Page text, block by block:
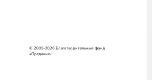
© 2005-2026 Благотворительный фонд
«Предание»